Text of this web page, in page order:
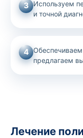
3 Используем
и точной
4
предлагаем
Лечение